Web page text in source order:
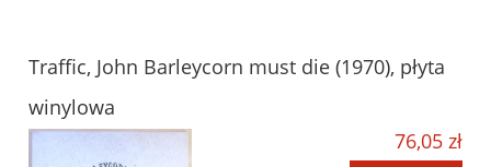
Traffic, John Barleycorn must die (1970), płyta
winylowa
76,05 zł